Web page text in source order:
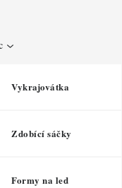
Vykrajovátka
Zdobící sáčky
Formy na led